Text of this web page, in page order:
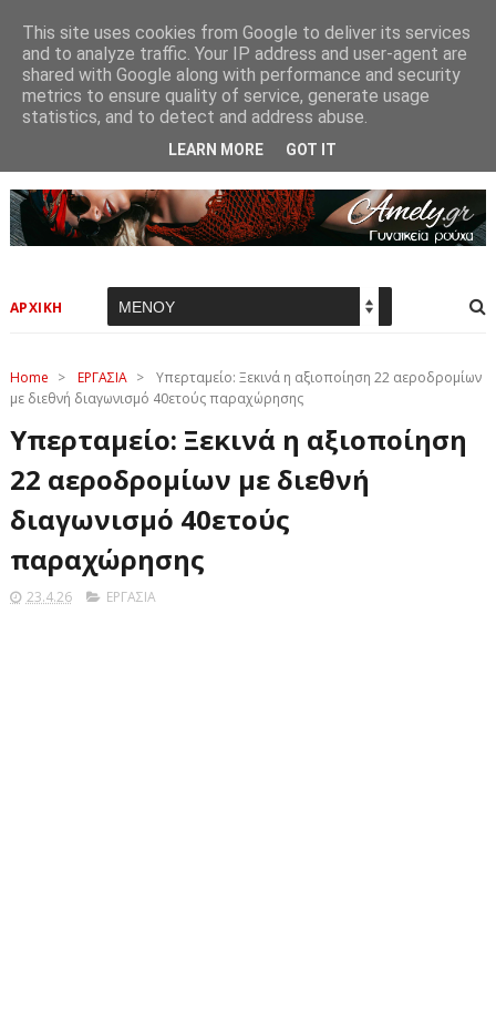
ΑΡΧΙΚΗ
Home > ΕΡΓΑΣΙΑ >
Υπερταμείο: Ξεκινά η αξιοποίηση 22 αεροδρομίων
με διεθνή διαγωνισμό 40ετούς παραχώρησης
Υπερταμείο: Ξεκινά η αξιοποίηση
22 αεροδρομίων με διεθνή
διαγωνισμό 40ετούς
παραχώρησης
23.4.26 ΕΡΓΑΣΙΑ
This site uses cookies from Google to deliver its services
and to analyze traffic. Your IP address and user-agent are
shared with Google along with performance and security
metrics to ensure quality of service, generate usage
statistics, and to detect and address abuse.
LEARN MORE GOT IT